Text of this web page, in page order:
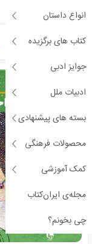
انواع داستان
کتاب های برگزیده
جوایز ادبی
ادبیات ملل
بسته های پیشنهادی
محصولات فرهنگی
کمک آموزشی
مجله‌ی ایران‌کتاب
چی بخونم؟
احمدرضا احمدی